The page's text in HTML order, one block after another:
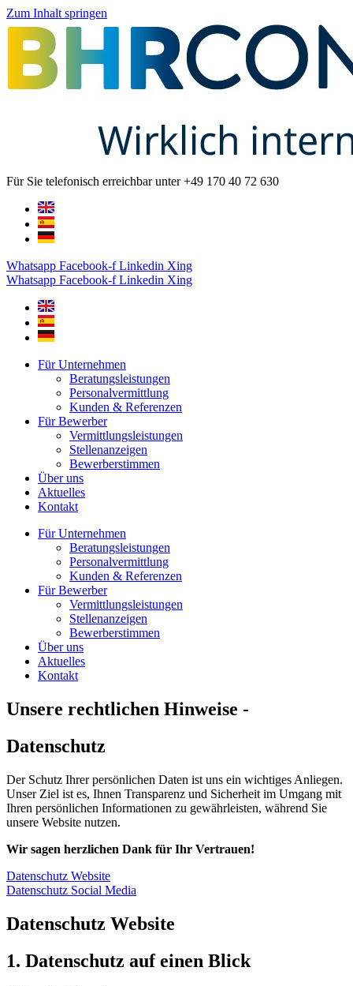
Zum Inhalt springen
Für Sie telefonisch erreichbar unter +49 170 40 72 630
Whatsapp Facebook-f Linkedin Xing
Whatsapp Facebook-f Linkedin Xing
Für Unternehmen
Beratungsleistungen
Personalvermittlung
Kunden & Referenzen
Für Bewerber
Vermittlungsleistungen
Stellenanzeigen
Bewerberstimmen
Über uns
Aktuelles
Kontakt
Für Unternehmen
Beratungsleistungen
Personalvermittlung
Kunden & Referenzen
Für Bewerber
Vermittlungsleistungen
Stellenanzeigen
Bewerberstimmen
Über uns
Aktuelles
Kontakt
Unsere rechtlichen Hinweise -
Datenschutz
Der Schutz Ihrer persönlichen Daten ist uns ein wichtiges Anliegen.
Unser Ziel ist es, Ihnen Transparenz und Sicherheit im Umgang mit
Ihren persönlichen Informationen zu gewährleisten, während Sie
unsere Website nutzen.
Wir sagen herzlichen Dank für Ihr Vertrauen!
Datenschutz Website
Datenschutz Social Media
Datenschutz Website
1. Datenschutz auf einen Blick